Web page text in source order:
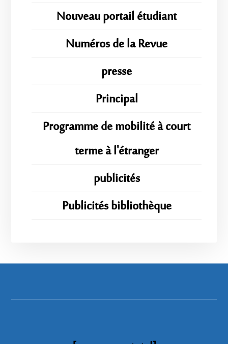
Nouveau portail étudiant
Numéros de la Revue
presse
Principal
Programme de mobilité à court
terme à l'étranger
publicités
Publicités bibliothèque